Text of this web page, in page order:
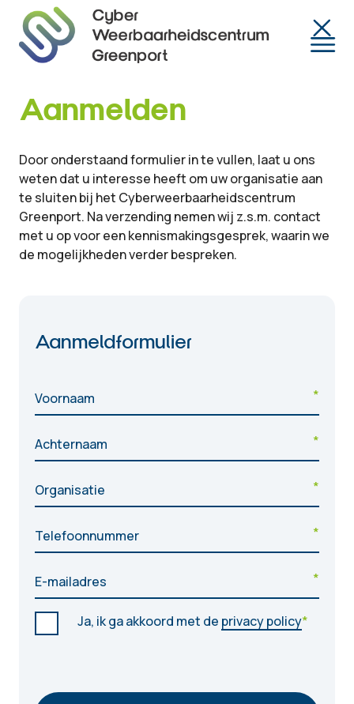
Aanmelden
Door onderstaand formulier in te vullen, laat u ons
weten dat u interesse heeft om uw organisatie aan
te sluiten bij het Cyberweerbaarheidscentrum
Greenport. Na verzending nemen wij z.s.m. contact
met u op voor een kennismakingsgesprek, waarin we
de mogelijkheden verder bespreken.
Aanmeldformulier
"* *
*
*
*
*
Ja, ik ga akkoord met de privacy policy*